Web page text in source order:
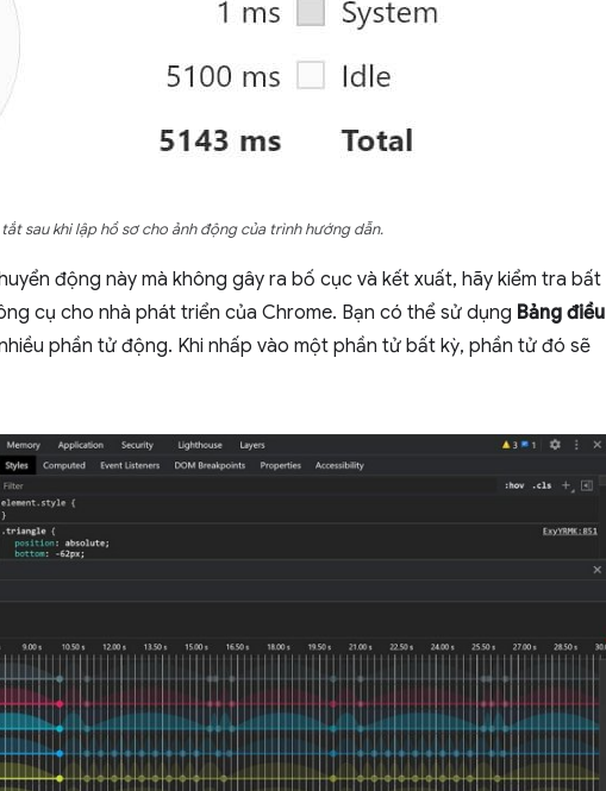
sau khi lập hồ sơ cho ảnh động của trình hướng dẫn.
động này mà không gây ra bố cục và kết xuất, hãy kiểm tra bất
cụ cho nhà phát triển của Chrome. Bạn có thể sử dụng Bảng điều
phần tử động. Khi nhấp vào một phần tử bất kỳ, phần tử đó sẽ